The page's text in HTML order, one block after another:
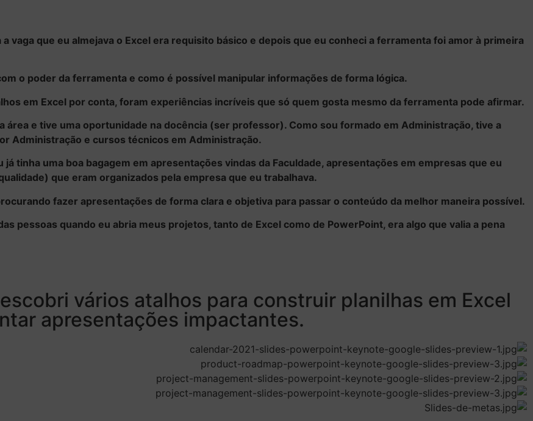
vaga que eu almejava o Excel era requisito básico e depois que eu conheci a ferramenta foi amor à primeira
o poder da ferramenta e como é possível manipular informações de forma lógica.
em Excel por conta, foram experiências incríveis que só quem gosta mesmo da ferramenta pode afirmar.
área e tive uma oportunidade na docência (ser professor). Como sou formado em Administração, tive a
Administração e cursos técnicos em Administração.
tinha uma boa bagagem em apresentações vindas da Faculdade, apresentações em empresas que eu
que eram organizados pela empresa que eu trabalhava.
fazer apresentações de forma clara e objetiva para passar o conteúdo da melhor maneira possível.
pessoas quando eu abria meus projetos, tanto de Excel como de PowerPoint, era algo que valia a pena
vários atalhos para construir planilhas em Excel
apresentações impactantes.